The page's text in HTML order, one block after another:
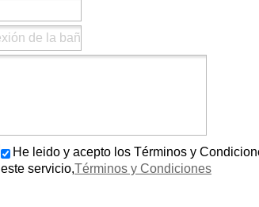
He leido y acepto los Términos y
este servicio,Términos y Condiciones